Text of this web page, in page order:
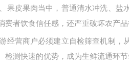
果皮果肉当中，普通清水冲洗、盐
者饮食信任感，还严重破坏农产品
经营商户必须建立自检筛查机制，
检测快速的优势，成为生鲜流通环